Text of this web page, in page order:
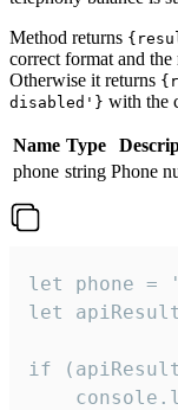
Method returns
correct format and the
Otherwise it returns
disabled'} with the
Name Type
phone string Phone
let phone =
let
if